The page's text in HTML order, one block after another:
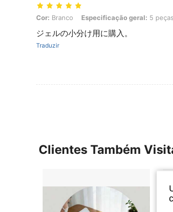
Cor: Branco, Especificação geral: 5 peças
Cor: Branco Especificação geral: 5 peças
ジェルの小分け用に購入。
Traduzir
Clientes Também